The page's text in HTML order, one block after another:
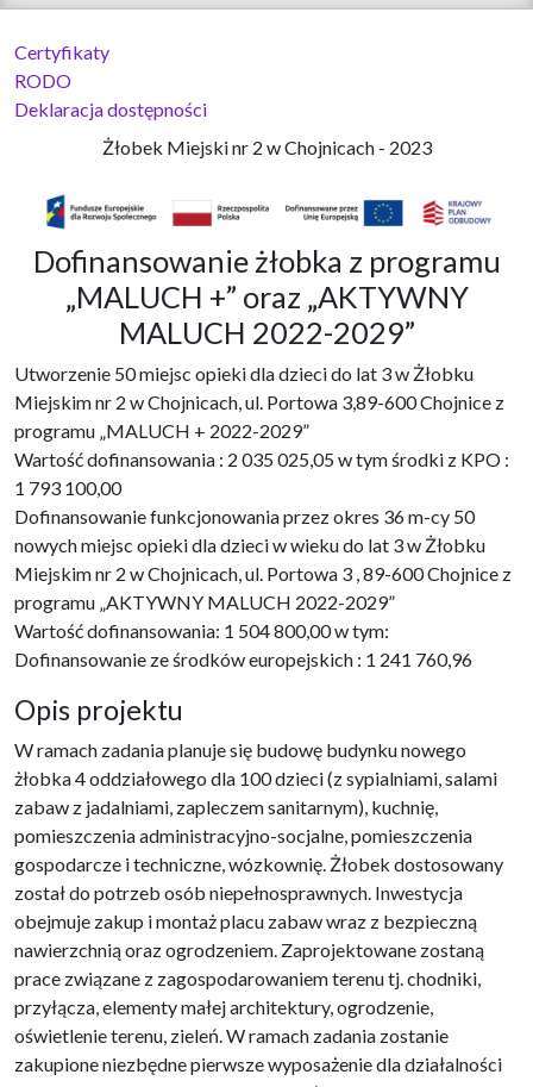
Certyfikaty
RODO
Deklaracja dostępności
Żłobek Miejski nr 2 w Chojnicach - 2023
Dofinansowanie żłobka z programu
„MALUCH +” oraz „AKTYWNY
MALUCH 2022-2029”
Utworzenie 50 miejsc opieki dla dzieci do lat 3 w Żłobku
Miejskim nr 2 w Chojnicach, ul. Portowa 3,89-600 Chojnice z
programu „MALUCH + 2022-2029”
Wartość dofinansowania : 2 035 025,05 w tym środki z KPO :
1 793 100,00
Dofinansowanie funkcjonowania przez okres 36 m-cy 50
nowych miejsc opieki dla dzieci w wieku do lat 3 w Żłobku
Miejskim nr 2 w Chojnicach, ul. Portowa 3 , 89-600 Chojnice z
programu „AKTYWNY MALUCH 2022-2029”
Wartość dofinansowania: 1 504 800,00 w tym:
Dofinansowanie ze środków europejskich : 1 241 760,96
Opis projektu
W ramach zadania planuje się budowę budynku nowego
żłobka 4 oddziałowego dla 100 dzieci (z sypialniami, salami
zabaw z jadalniami, zapleczem sanitarnym), kuchnię,
pomieszczenia administracyjno-socjalne, pomieszczenia
gospodarcze i techniczne, wózkownię. Żłobek dostosowany
został do potrzeb osób niepełnosprawnych. Inwestycja
obejmuje zakup i montaż placu zabaw wraz z bezpieczną
nawierzchnią oraz ogrodzeniem. Zaprojektowane zostaną
prace związane z zagospodarowaniem terenu tj. chodniki,
przyłącza, elementy małej architektury, ogrodzenie,
oświetlenie terenu, zieleń. W ramach zadania zostanie
zakupione niezbędne pierwsze wyposażenie dla działalności